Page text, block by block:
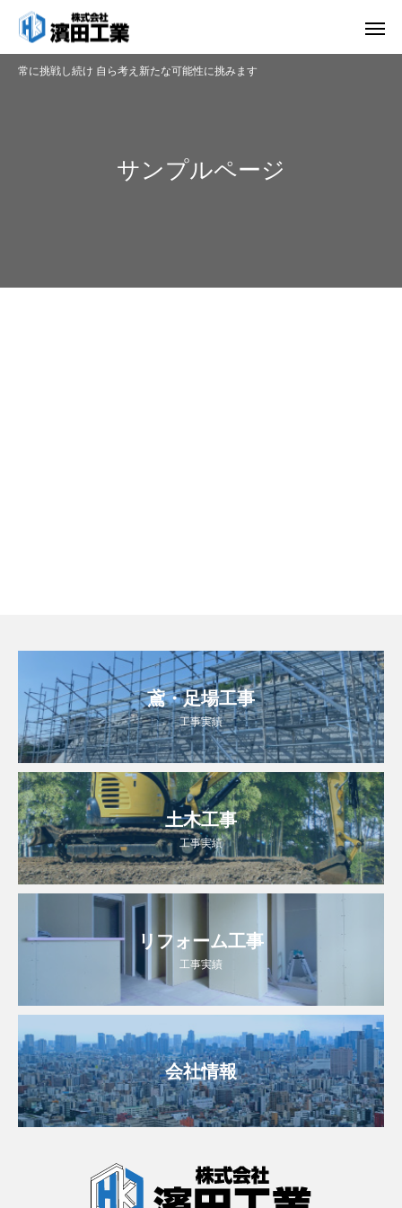
常に挑戦し続け 自ら考え新たな可能性に挑みます
サンプルページ
鳶・足場工事
工事実績
土木工事
工事実績
リフォーム工事
工事実績
会社情報